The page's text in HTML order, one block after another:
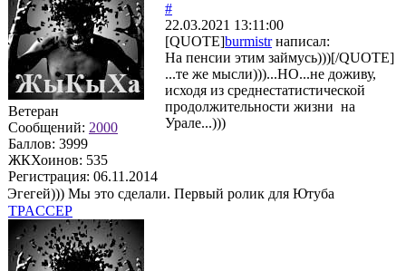
Ветеран
Сообщений: 2000
Баллов: 3999
ЖКХоинов: 535
Регистрация: 06.11.2014
#
22.03.2021 13:11:00
[QUOTE]burmistrнаписал:
На пенсии этим займусь)))[/QUOTE]
...те же мысли)))...НО...не доживу,
исходя из среднестатистической
продолжительности жизни на
Урале...)))
Эгегей))) Мы это сделали. Первый ролик для Ютуба
TPACCEP